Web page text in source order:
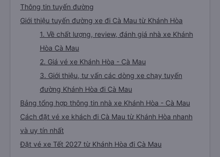
Thông tin tuyến đường
Giới thiệu tuyến đường xe đi Cà Mau từ Khánh Hòa
1. Về chất lượng, review, đánh giá nhà xe Khánh
Hòa Cà Mau
2. Giá vé xe Khánh Hòa - Cà Mau
3. Giới thiệu, tư vấn các dòng xe chạy tuyến
đường Khánh Hòa đi Cà Mau
Bảng tổng hợp thông tin nhà xe Khánh Hòa - Cà Mau
Cách đặt vé xe khách đi Cà Mau từ Khánh Hòa nhanh
và uy tín nhất
Đặt vé xe Tết 2027 từ Khánh Hòa đi Cà Mau